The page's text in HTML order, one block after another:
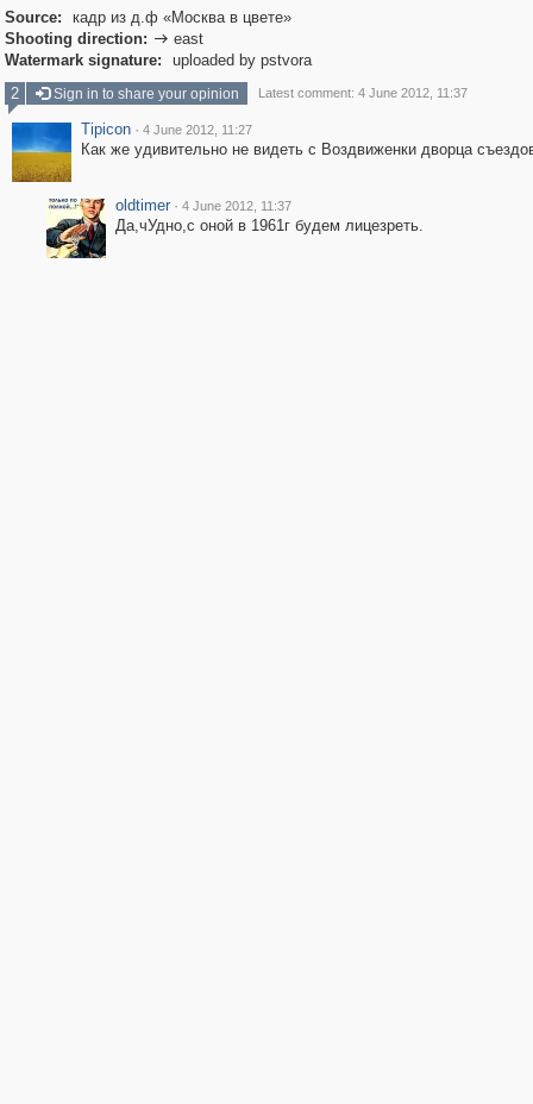
Source:
кадр из д.ф «Москва в цвете»
Shooting direction:  east
Watermark signature:
uploaded by pstvora
2
Sign in to share your opinion Latest comment: 4 June 2012, 11:37
Tipicon · 4 June 2012, 11:27
Как же удивительно не видеть с Воздвиженки дворца
oldtimer · 4 June 2012, 11:37
Да,чУдно,с оной в 1961г будем лицезреть.